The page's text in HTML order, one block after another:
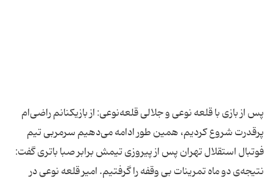
پس از بازی با قلعه نوعی و جلالی قلعه‌نوعی: از بازیكنانم راضی‌ام
پرقدرت شروع كردیم، همین طور ادامه می‌دهیم سرمربی تیم
فوتبال استقلال تهران پس از پیروزی تیمش برابر صبا باتری گفت:
نتیجه‌ی دو ماه تمرینات بی وقفه را گرفتیم. امیر قلعه نوعی در